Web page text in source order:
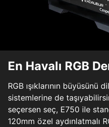
En Havalı RGB
RGB ışıklarının büyüsünü
sistemlerine de
seçersen seç, E750 ile
120mm özel aydınlatmalı